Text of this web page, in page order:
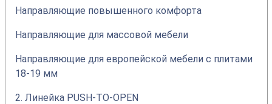
Направляющие повышенного комфорта
Направляющие для массовой мебели
Направляющие для европейской мебели с плитами
18-19 мм
2. Линейка PUSH-TO-OPEN